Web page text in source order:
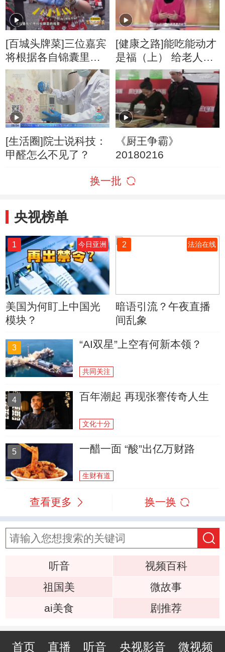
[百城头牌菜]三位嘉宾
将根据各自锦囊里的
特定物品来探寻贵阳
的头牌菜
[健康之路]能吃能动才
是福（上） 给老人选
择合适的营养粉
[生活圈]院士说科技：
甲醛怎么不见了？
《厨王争霸》
20180216
换一批
央视榜单
1 今日亚洲
美国为何盯上中国光
模块？
2 法治在线
暗语引流？午夜直播
间乱象
3 “AI双星”上空有何新本领？
共同关注
4 百年潮起 再现张謇传奇人生
文化十分
5 一醋一面 “酸”出亿万财路
生财有道
查看更多 换一换
听音
视频百科
祖国美
微故事
ai美食
剧推荐
首页 直播 听音 央视影音 微视频